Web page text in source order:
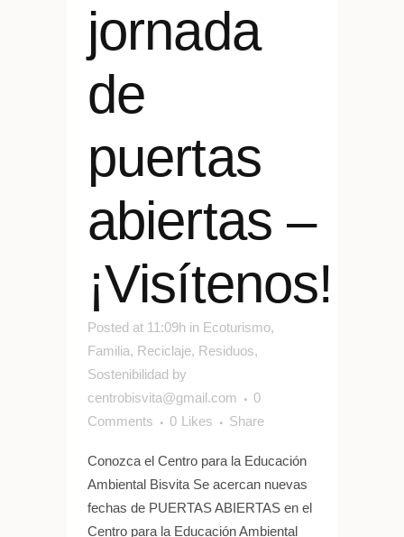
jornada
de
puertas
abiertas –
¡Visítenos!
Posted at 11:09h in Ecoturismo,
Familia, Reciclaje, Residuos,
Sostenibilidad by
centrobisvita@gmail.com
0
Comments
0 Likes Share
Conozca el Centro para la Educación
Ambiental Bisvita Se acercan nuevas
fechas de PUERTAS ABIERTAS en el
Centro para la Educación Ambiental